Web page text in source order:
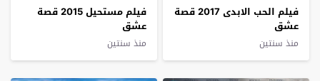
فيلم الحب الابدى 2017 قصة
عشق
منذ سنتين
فيلم مستحيل 2015 قصة
عشق
منذ سنتين